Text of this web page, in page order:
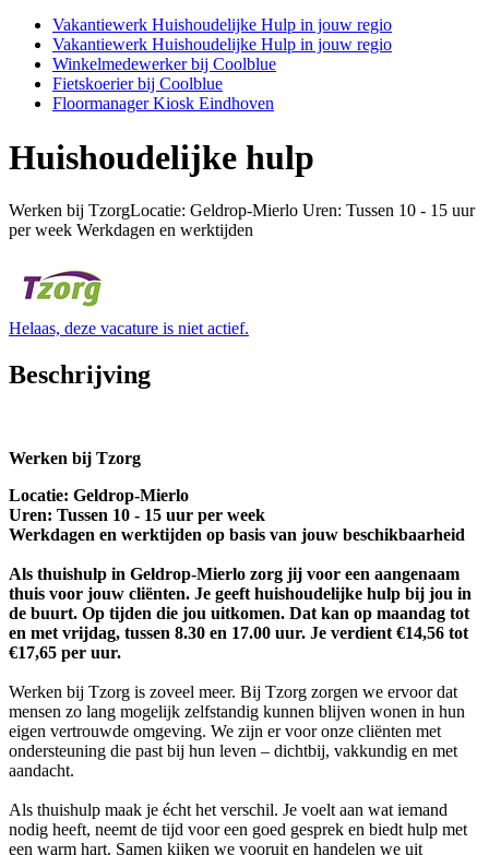
Vakantiewerk Huishoudelijke Hulp in jouw regio
Vakantiewerk Huishoudelijke Hulp in jouw regio
Winkelmedewerker bij Coolblue
Fietskoerier bij Coolblue
Floormanager Kiosk Eindhoven
Huishoudelijke hulp
Werken bij TzorgLocatie: Geldrop-Mierlo Uren: Tussen 10 - 15 uur
per week Werkdagen en werktijden
Helaas, deze vacature is niet actief.
Beschrijving
Werken bij Tzorg
Locatie: Geldrop-Mierlo
Uren: Tussen 10 - 15 uur per week
Werkdagen en werktijden op basis van jouw beschikbaarheid
Als thuishulp in Geldrop-Mierlo zorg jij voor een aangenaam
thuis voor jouw cliënten. Je geeft huishoudelijke hulp bij jou in
de buurt. Op tijden die jou uitkomen. Dat kan op maandag tot
en met vrijdag, tussen 8.30 en 17.00 uur. Je verdient €14,56 tot
€17,65 per uur.
Werken bij Tzorg is zoveel meer. Bij Tzorg zorgen we ervoor dat
mensen zo lang mogelijk zelfstandig kunnen blijven wonen in hun
eigen vertrouwde omgeving. We zijn er voor onze cliënten met
ondersteuning die past bij hun leven – dichtbij, vakkundig en met
aandacht.
Als thuishulp maak je écht het verschil. Je voelt aan wat iemand
nodig heeft, neemt de tijd voor een goed gesprek en biedt hulp met
een warm hart. Samen kijken we vooruit en handelen we uit